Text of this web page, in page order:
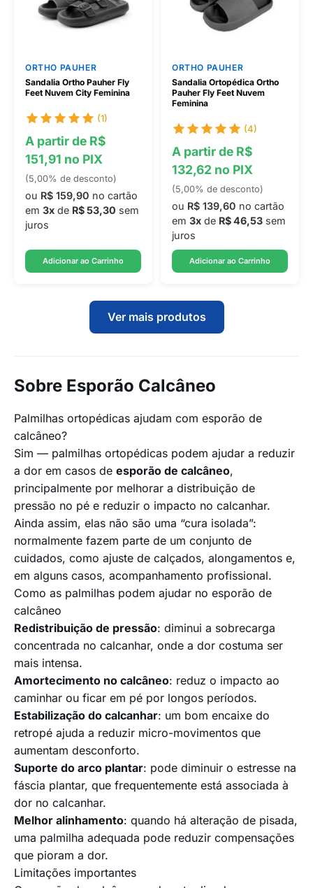
ORTHO PAUHER
Sandalia Ortho Pauher Fly
Feet Nuvem City Feminina
(1)
A partir de R$
151,91 no PIX
(5,00% de desconto)
ou R$ 159,90 no cartão
em 3x de R$ 53,30 sem
juros
Adicionar ao Carrinho
ORTHO PAUHER
Sandalia Ortopédica Ortho
Pauher Fly Feet Nuvem
Feminina
(4)
A partir de R$
132,62 no PIX
(5,00% de desconto)
ou R$ 139,60 no cartão
em 3x de R$ 46,53 sem
juros
Adicionar ao Carrinho
Ver mais produtos
Sobre Esporão Calcâneo
Palmilhas ortopédicas ajudam com esporão de
calcâneo?
Sim — palmilhas ortopédicas podem ajudar a reduzir
a dor em casos de esporão de calcâneo,
principalmente por melhorar a distribuição de
pressão no pé e reduzir o impacto no calcanhar.
Ainda assim, elas não são uma “cura isolada”:
normalmente fazem parte de um conjunto de
cuidados, como ajuste de calçados, alongamentos e,
em alguns casos, acompanhamento profissional.
Como as palmilhas podem ajudar no esporão de
calcâneo
Redistribuição de pressão: diminui a sobrecarga
concentrada no calcanhar, onde a dor costuma ser
mais intensa.
Amortecimento no calcâneo: reduz o impacto ao
caminhar ou ficar em pé por longos períodos.
Estabilização do calcanhar: um bom encaixe do
retropé ajuda a reduzir micro-movimentos que
aumentam desconforto.
Suporte do arco plantar: pode diminuir o estresse na
fáscia plantar, que frequentemente está associada à
dor no calcanhar.
Melhor alinhamento: quando há alteração de pisada,
uma palmilha adequada pode reduzir compensações
que pioram a dor.
Limitações importantes